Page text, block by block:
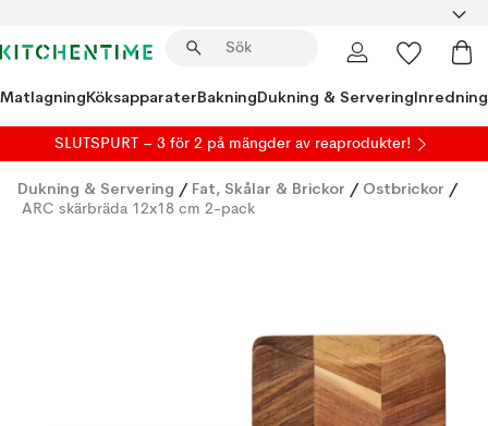
MatlagningKöksapparaterBakningDukning & ServeringInredning
SLUTSPURT – 3 för 2 på mängder av reaprodukter!
Dukning & Servering / Fat, Skålar & Brickor / Ostbrickor /
ARC skärbräda 12x18 cm 2-pack